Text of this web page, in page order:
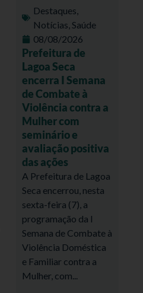
Destaques,
Notícias,Saúde
08/08/2026
Prefeitura de
Lagoa Seca
encerra I Semana
de Combate à
Violência contra a
Mulher com
seminário e
avaliação positiva
das ações
A Prefeitura de Lagoa
Seca encerrou, nesta
sexta-feira (7), a
programação da I
Semana de Combate à
Violência Doméstica
e Familiar contra a
Mulher, com...